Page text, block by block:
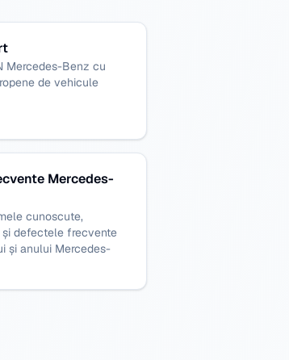
Mercedes-Benz cu
de vehicule
Mercedes-
cunoscute,
defectele frecvente
și anului Mercedes-